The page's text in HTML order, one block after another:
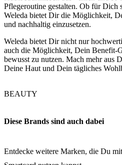
Pflegeroutine gestalten. Ob für Dich
Weleda bietet Dir die Möglichkeit,
und nachhaltig einzusetzen.​
Weleda bietet Dir nicht nur
auch die Möglichkeit, Dein Benefit-
bewusst zu nutzen. Mach mehr aus
Deine Haut und Dein tägliches
BEAUTY
Diese Brands sind auch dabei
Entdecke weitere Marken, die Du